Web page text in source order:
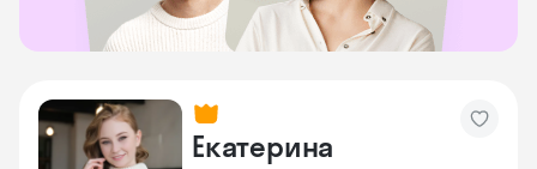
Екатерина